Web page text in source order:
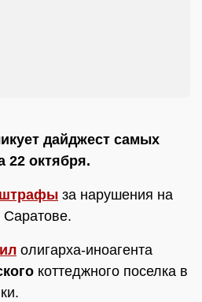
дайджест самых
22 октября.
штрафы за нарушения на
Саратове.
олигарха-иноагента
коттеджного поселка в